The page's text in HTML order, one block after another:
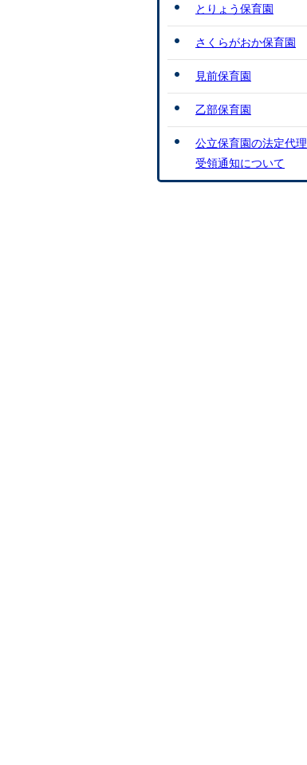
とりょう保育園
さくらがおか保育園
見前保育園
乙部保育園
公立保育園の法定代理
受領通知について